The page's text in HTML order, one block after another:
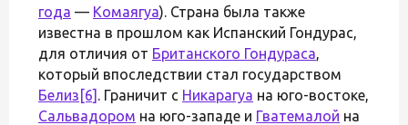
года — Комаягуа). Страна была также
известна в прошлом как Испанский Гондурас,
для отличия от Британского Гондураса,
который впоследствии стал государством
Белиз [6] . Граничит с Никарагуа на юго-востоке,
Сальвадором на юго-западе и Гватемалой на